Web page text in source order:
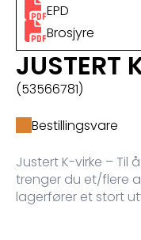
EPD
Brosjyre
JUSTERT
(53566781)
Bestillingsvare
Justert K-virke – Til
trenger du et/flere
lagerfører et stort